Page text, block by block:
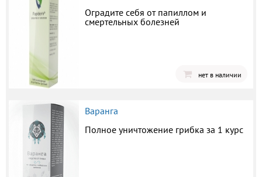
Оградите себя от папиллом и
смертельных болезней
нет в наличии
Варанга
Полное уничтожение грибка за 1 курс